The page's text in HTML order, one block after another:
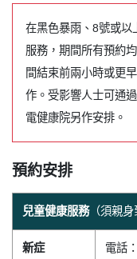
在黑色暴雨、8號或以
服務，期間所有預約
間結束前兩小時或更
作。受影響人士可通
電健康院另作安排。
預約安排
兒童健康服務（須親身
新症 電話